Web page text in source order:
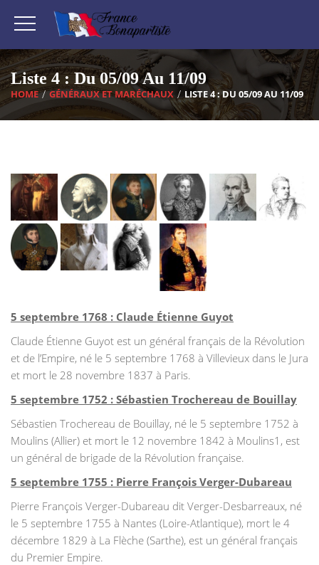
Liste 4 : Du 05/09 Au 11/09
HOME GÉNÉRAUX ET MARÉCHAUX LISTE 4 : DU 05/09 AU 11/09
5 septembre 1768 : Claude Étienne Guyot
Claude Étienne Guyot est un général français de la Révolution
et de l’Empire, né le 5 septembre 1768 à Villevieux dans le Jura
et mort le 28 novembre 1837 à Paris.
5 septembre 1752 : Sébastien Trochereau de Bouillay
Sébastien Trochereau de Bouillay, né le 5 septembre 1752 à
Moulins (Allier) et mort le 12 novembre 1842 à Moulins1, est
un général de brigade de la Révolution française.
5 septembre 1755 : Pierre François Verger-Dubareau
Pierre François Verger-Dubareau dit Verger-Desbarreaux, né
le 5 septembre 1755 à Nantes (Loire-Atlantique), mort le 4
décembre 1829 à La Flèche (Sarthe), est un général français
du Premier Empire.